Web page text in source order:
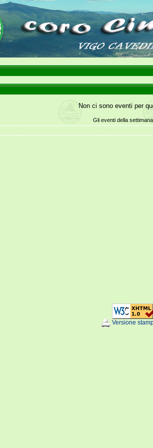
Non ci sono eventi per
Gli eventi della
Versione